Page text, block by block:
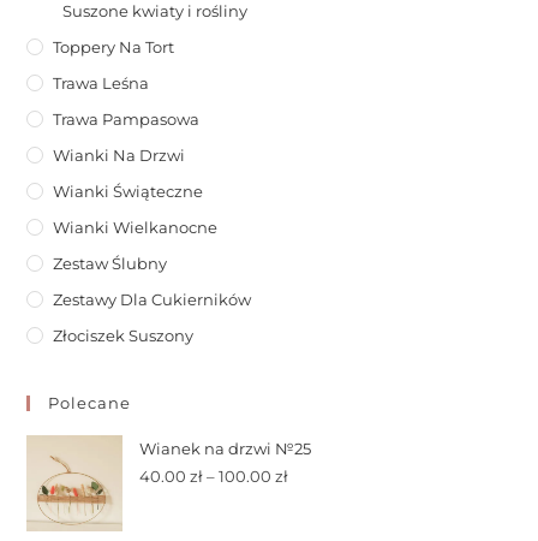
Suszone kwiaty i rośliny
Toppery Na Tort
Trawa Leśna
Trawa Pampasowa
Wianki Na Drzwi
Wianki Świąteczne
Wianki Wielkanocne
Zestaw Ślubny
Zestawy Dla Cukierników
Złociszek Suszony
Polecane
Wianek na drzwi №25
40.00zł – 100.00zł